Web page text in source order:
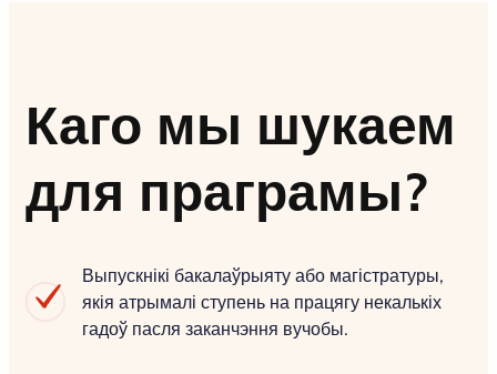
Каго мы шукаем
для праграмы?
Выпускнікі бакалаўрыяту або магістратуры,
якія атрымалі ступень на працягу некалькіх
гадоў пасля заканчэння вучобы.